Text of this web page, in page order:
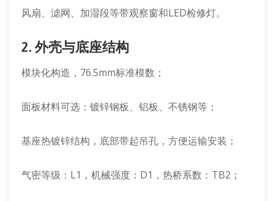
风扇、滤网、加湿段等带观察窗和LED检修灯。
2. 外壳与底座结构
模块化构造，76.5mm标准模数；
面板材料可选：镀锌钢板、铝板、不锈钢等；
基座热镀锌结构，底部带起吊孔，方便运输安装；
气密等级：L1，机械强度：D1，热桥系数：TB2；